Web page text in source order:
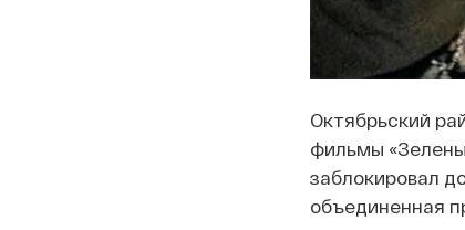
Октябрьский
фильмы
заблокировал
объединенная